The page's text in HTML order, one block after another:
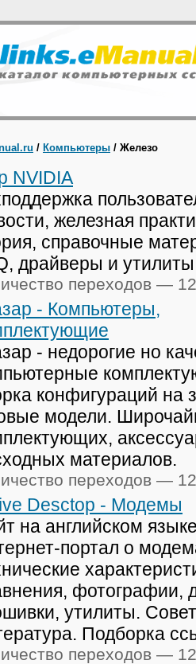
/ Компьютеры / Железо
NVIDIA
железная
справочные
драйверы и
переходов —
- Компьютеры,
- недорогие но
конфигураций на
модели.
материалов.
переходов —
Desctop - Модемы
на английском
портал о
фотографии,
утилиты.
Подборка
переходов —